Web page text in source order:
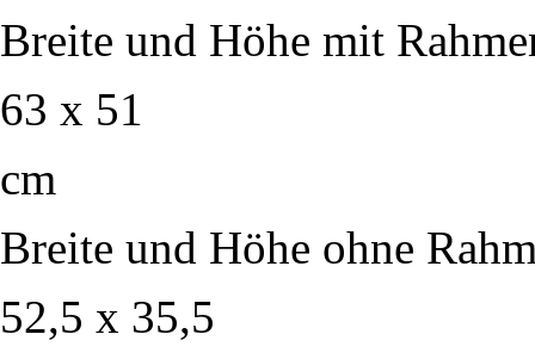
Breite und Höhe mit
63 x 51
cm
Breite und Höhe ohne
52,5 x 35,5